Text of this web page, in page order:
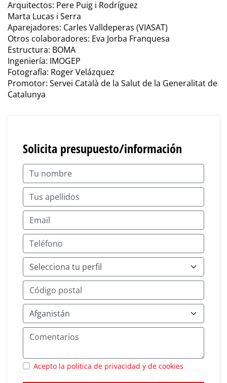
Arquitectos: Pere Puig i Rodríguez
Marta Lucas i Serra
Aparejadores: Carles Valldeperas (VIASAT)
Otros colaboradores: Eva Jorba Franquesa
Estructura: BOMA
Ingeniería: IMOGEP
Fotografía: Roger Velázquez
Promotor: Servei Català de la Salut de la Generalitat de
Catalunya
Solicita presupuesto/información
Acepto la política de privacidad y de cookies